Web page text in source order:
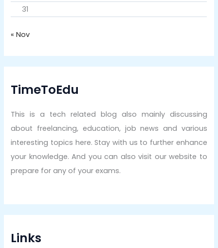
31
« Nov
TimeToEdu
This is a tech related blog also mainly discussing
about freelancing, education, job news and various
interesting topics here. Stay with us to further enhance
your knowledge. And you can also visit our website to
prepare for any of your exams.
Links